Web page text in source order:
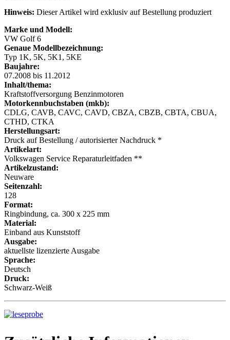
Hinweis: Dieser Artikel wird exklusiv auf Bestellung produziert
Marke und Modell:
VW Golf 6
Genaue Modellbezeichnung:
Typ 1K, 5K, 5K1, 5KE
Baujahre:
07.2008 bis 11.2012
Inhalt/thema:
Kraftstoffversorgung Benzinmotoren
Motorkennbuchstaben (mkb):
CDLG, CAVB, CAVC, CAVD, CBZA, CBZB, CBTA, CBUA,
CTHD, CTKA
Herstellungsart:
Druck auf Bestellung / autorisierter Nachdruck *
Artikelart:
Volkswagen Service Reparaturleitfaden **
Artikelzustand:
Neuware
Seitenzahl:
128
Format:
Ringbindung, ca. 300 x 225 mm
Material:
Einband aus Kunststoff
Ausgabe:
aktuellste lizenzierte Ausgabe
Sprache:
Deutsch
Druck:
Schwarz-Weiß